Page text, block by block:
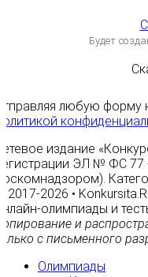
Будет
любую форму
издание
ЭЛ № ФС 77
2017-2026 •
олимпиады и
и
с письменного
Олимпиады